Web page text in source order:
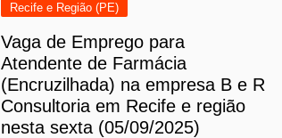
Recife e Região (PE)
Vaga de Emprego para
Atendente de Farmácia
(Encruzilhada) na empresa B e R
Consultoria em Recife e região
nesta sexta (05/09/2025)